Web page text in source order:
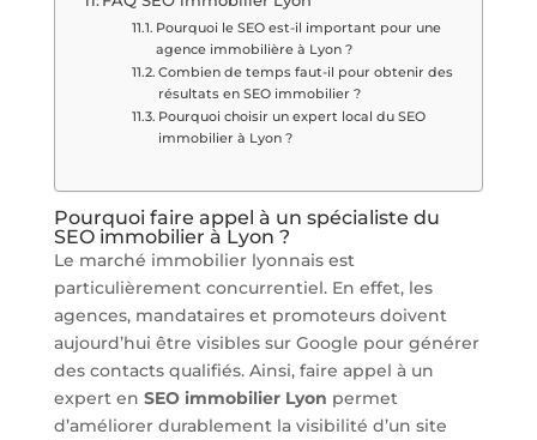
Pourquoi le SEO est-il important pour une
agence immobilière à Lyon ?
Combien de temps faut-il pour obtenir des
résultats en SEO immobilier ?
Pourquoi choisir un expert local du SEO
immobilier à Lyon ?
Pourquoi faire appel à un spécialiste du
SEO immobilier à Lyon ?
Le marché immobilier lyonnais est
particulièrement concurrentiel. En effet, les
agences, mandataires et promoteurs doivent
aujourd’hui être visibles sur Google pour générer
des contacts qualifiés. Ainsi, faire appel à un
expert en SEO immobilier Lyon permet
d’améliorer durablement la visibilité d’un site